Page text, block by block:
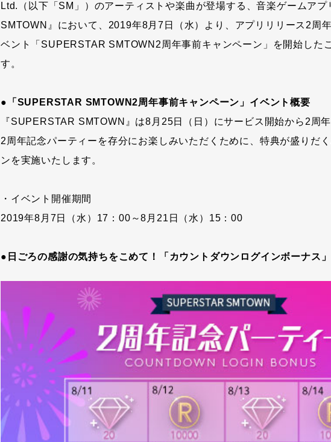
Ltd.（以下「SM」）のアーティストや楽曲が登場する、音楽ゲームア
SMTOWN』において、2019年8月7日（水）より、アプリリリース2周
ベント「SUPERSTAR SMTOWN2周年事前キャンペーン」を開始した
す。
●「SUPERSTAR SMTOWN2周年事前キャンペーン」イベント概要
『SUPERSTAR SMTOWN』は8月25日（日）にサービス開始から2周年
2周年記念パーティーを存分にお楽しみいただくために、特典が盛りだ
ンを実施いたします。
・イベント開催期間
2019年8月7日（水）17：00～8月21日（水）15：00
●日ごろの感謝の気持ちをこめて！「カウントダウンログインボーナス」